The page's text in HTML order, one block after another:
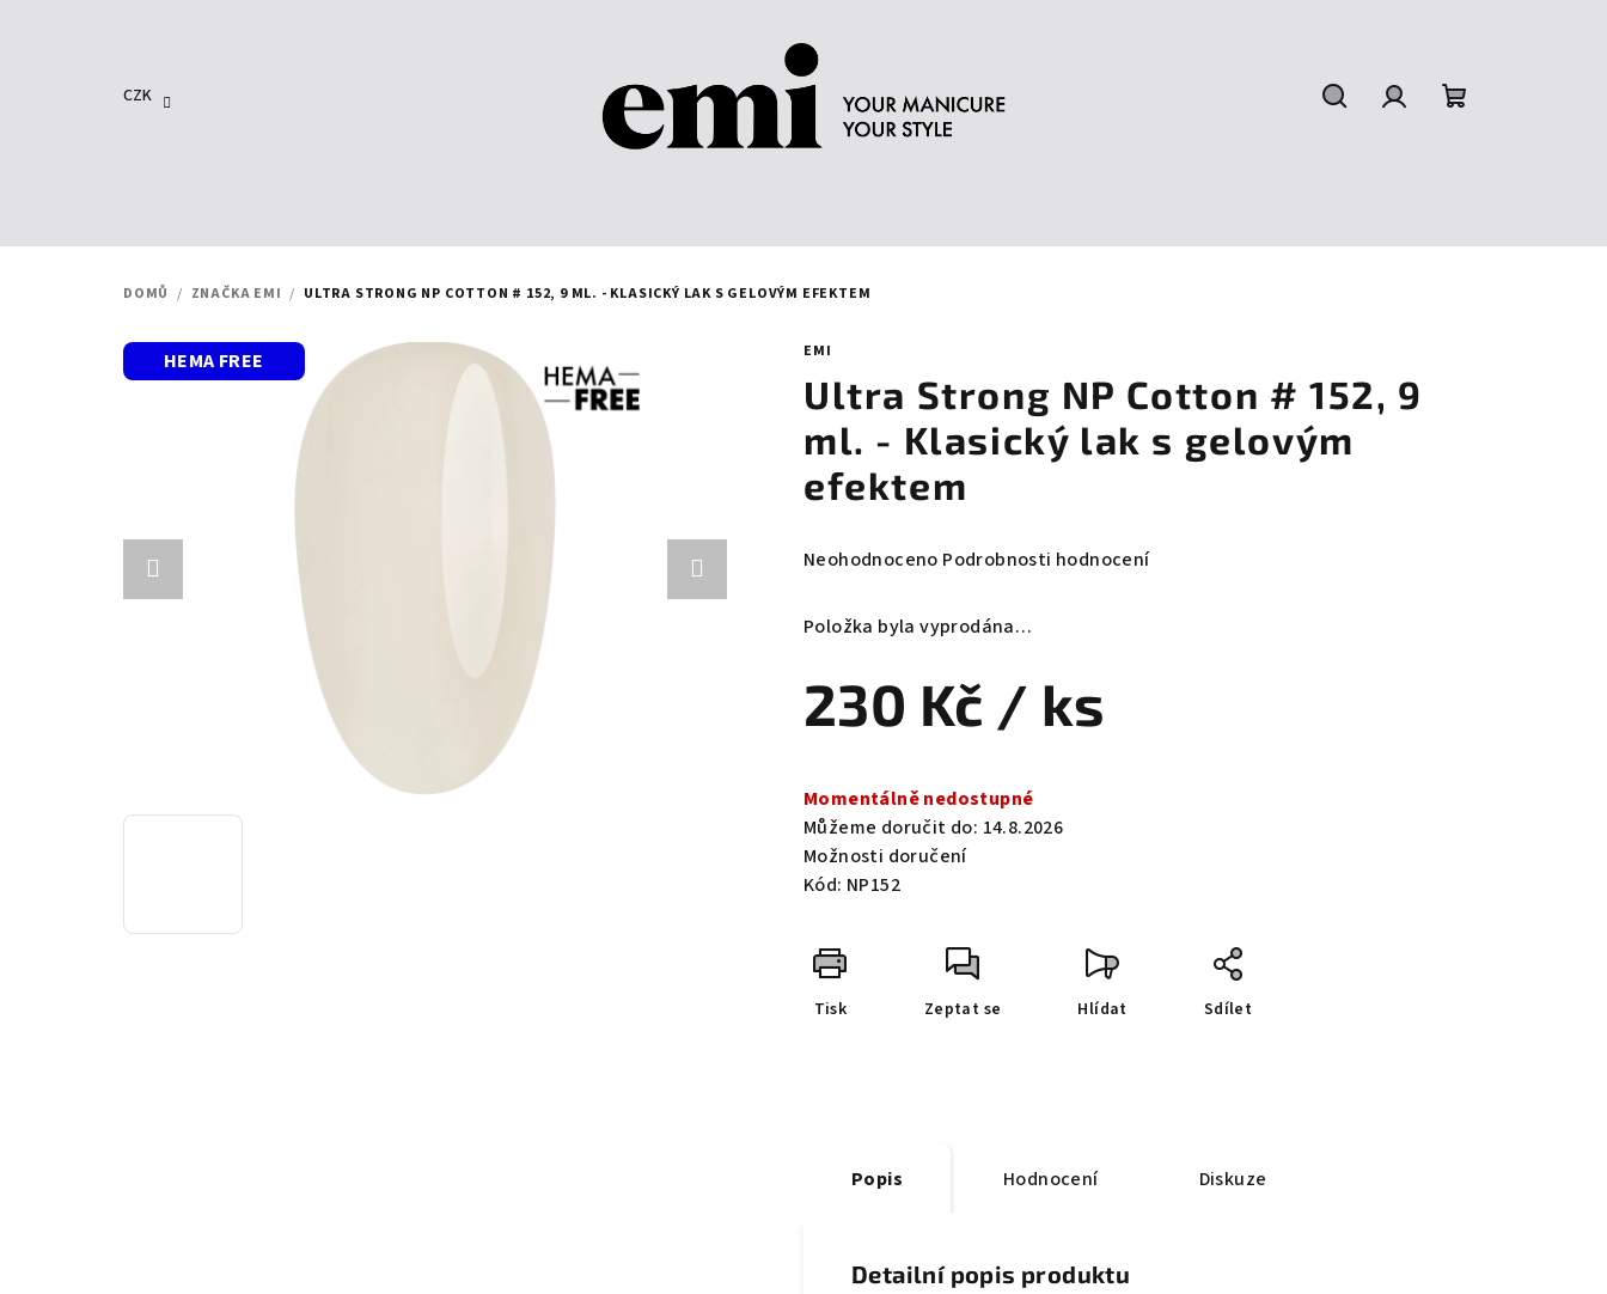
CZK
DOMŮ / ZNAČKA EMI / ULTRA STRONG NP COTTON # 152, 9 ML. - KLASICKÝ LAK S GELOVÝM EFEKTEM
EMI
Ultra Strong NP Cotton # 152, 9
ml. - Klasický lak s gelovým
efektem
Průměrné
produktu
z
5
Neohodnoceno Podrobnosti hodnocení
Položka byla vyprodána…
230 Kč / ks
cena:
Momentálně nedostupné
Můžeme doručit do: 14.8.2026
Možnosti doručení
Kód: NP152
Tisk Zeptat se Hlídat Sdílet
HEMA FREE
Popis Hodnocení Diskuze
Detailní popis produktu